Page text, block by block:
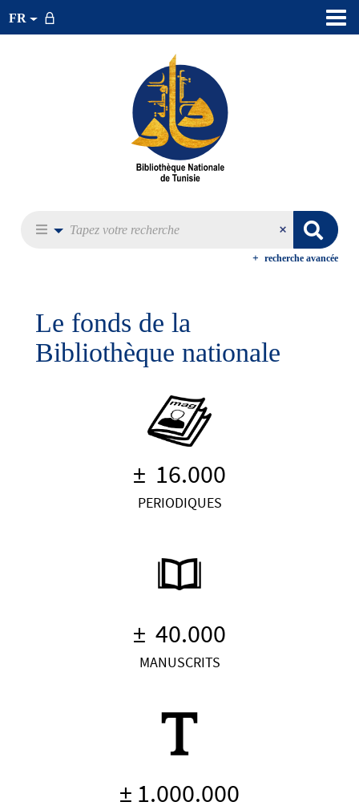
FR
recherche avancée
Le fonds de la
Bibliothèque nationale
± 16.000
PERIODIQUES
± 40.000
MANUSCRITS
± 1.000.000